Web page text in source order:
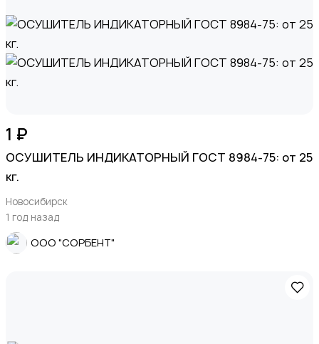
1 ₽
ОСУШИТЕЛЬ ИНДИКАТОРНЫЙ ГОСТ 8984-75: от 25
кг.
Новосибирск
1 год назад
ООО "СОРБЕНТ"